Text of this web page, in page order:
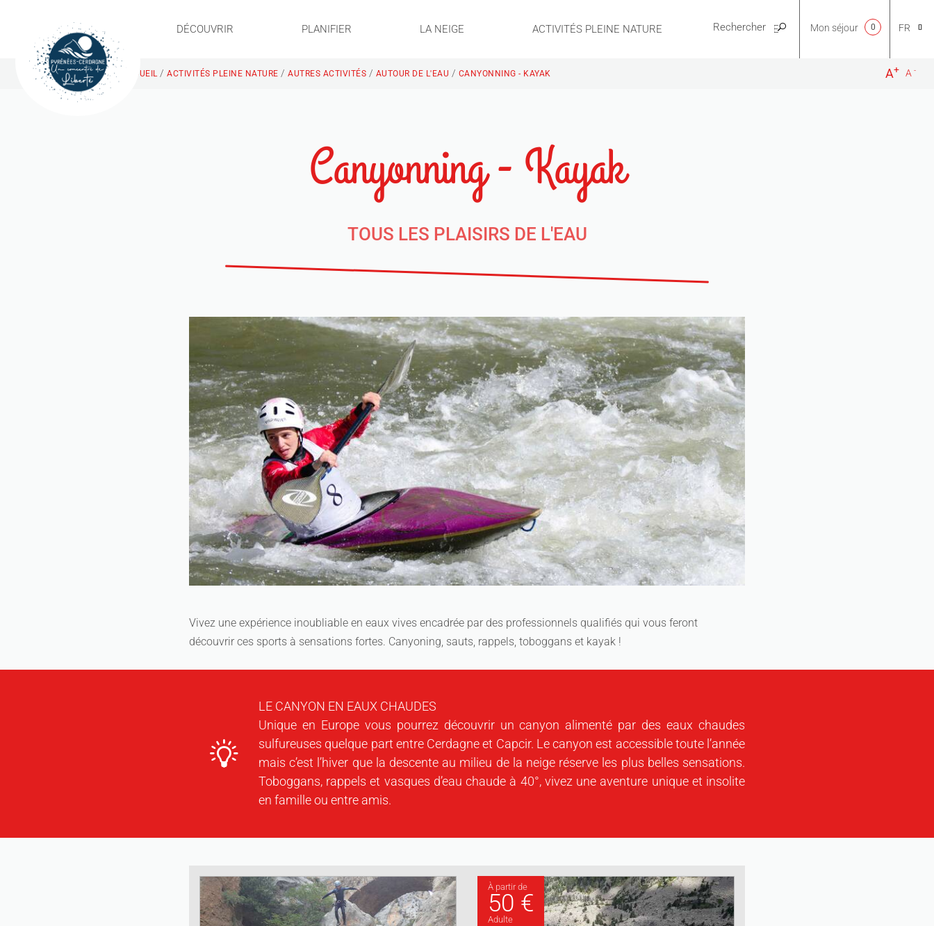
DÉCOUVRIR PLANIFIER LA NEIGE ACTIVITÉS PLEINE NATURE PRATIQUE FR
Mon séjour 0
-
A
+
A
ACCUEIL / ACTIVITÉS PLEINE NATURE / AUTRES ACTIVITÉS / AUTOUR DE L'EAU / CANYONNING - KAYAK
Canyonning - Kayak
TOUS LES PLAISIRS DE L'EAU
Vivez une expérience inoubliable en eaux vives encadrée par des professionnels qualifiés qui vous feront
découvrir ces sports à sensations fortes. Canyoning, sauts, rappels, toboggans et kayak !
LE CANYON EN EAUX CHAUDES
Unique en Europe vous pourrez découvrir un canyon alimenté par des eaux chaudes
sulfureuses quelque part entre Cerdagne et Capcir. Le canyon est accessible toute l’année
mais c’est l’hiver que la descente au milieu de la neige réserve les plus belles sensations.
Toboggans, rappels et vasques d’eau chaude à 40°, vivez une aventure unique et insolite
en famille ou entre amis.
À partir de
50 €
Adulte